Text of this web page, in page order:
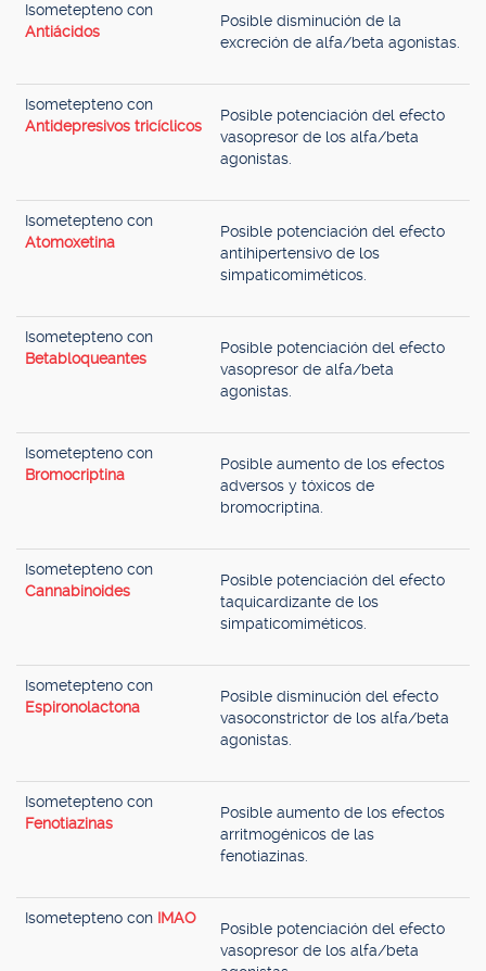
Isometepteno con
Antiácidos
Posible disminución de la
excreción de alfa/beta agonistas.
Isometepteno con
Antidepresivos tricíclicos
Posible potenciación del efecto
vasopresor de los alfa/beta
agonistas.
Isometepteno con
Atomoxetina
Posible potenciación del efecto
antihipertensivo de los
simpaticomiméticos.
Isometepteno con
Betabloqueantes
Posible potenciación del efecto
vasopresor de alfa/beta
agonistas.
Isometepteno con
Bromocriptina
Posible aumento de los efectos
adversos y tóxicos de
bromocriptina.
Isometepteno con
Cannabinoides
Posible potenciación del efecto
taquicardizante de los
simpaticomiméticos.
Isometepteno con
Espironolactona
Posible disminución del efecto
vasoconstrictor de los alfa/beta
agonistas.
Isometepteno con
Fenotiazinas
Posible aumento de los efectos
arritmogénicos de las
fenotiazinas.
Isometepteno con IMAO
Posible potenciación del efecto
vasopresor de los alfa/beta